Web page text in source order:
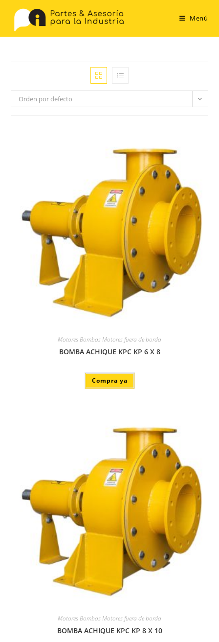
contenido
Menú
Orden por defecto
Motores Bombas Motores fuera de borda
BOMBA ACHIQUE KPC KP 6 X 8
Compra ya
Motores Bombas Motores fuera de borda
BOMBA ACHIQUE KPC KP 8 X 10